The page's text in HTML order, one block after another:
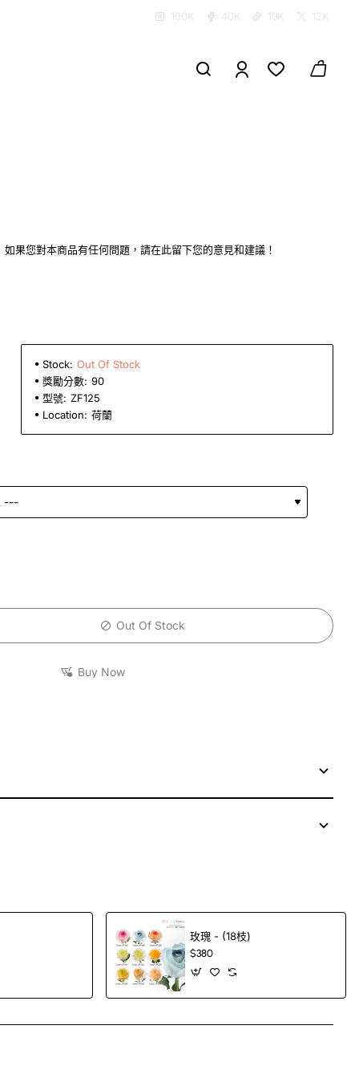
100K 40K 19K 12K
如果您對本商品有任何問題，請在此留下您的意見和建議！
Stock: Out Of Stock
獎勵分數: 90
型號: ZF125
Location: 荷蘭
Out Of Stock
Buy Now
玫瑰 - (18枝)
$380